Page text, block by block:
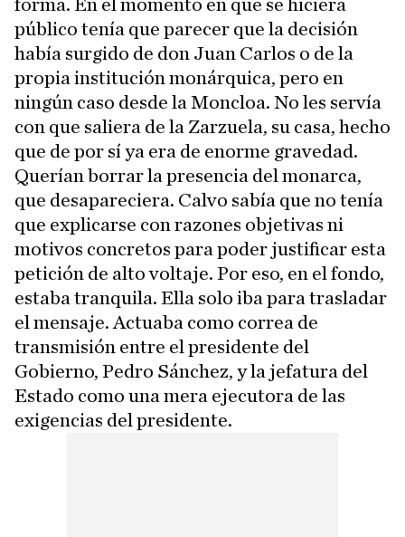
forma. En el momento en que se hiciera
público tenía que parecer que la decisión
había surgido de don Juan Carlos o de la
propia institución monárquica, pero en
ningún caso desde la Moncloa. No les servía
con que saliera de la Zarzuela, su casa, hecho
que de por sí ya era de enorme gravedad.
Querían borrar la presencia del monarca,
que desapareciera. Calvo sabía que no tenía
que explicarse con razones objetivas ni
motivos concretos para poder justificar esta
petición de alto voltaje. Por eso, en el fondo,
estaba tranquila. Ella solo iba para trasladar
el mensaje. Actuaba como correa de
transmisión entre el presidente del
Gobierno, Pedro Sánchez, y la jefatura del
Estado como una mera ejecutora de las
exigencias del presidente.